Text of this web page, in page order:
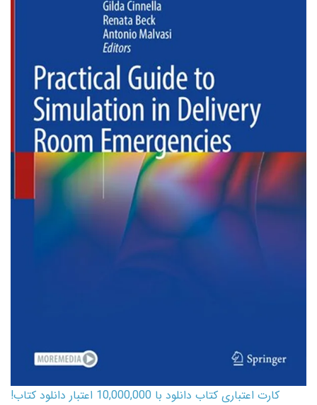
کارت اعتباری کتاب دانلود با 10,000,000 اعتبار دانلود کتاب!